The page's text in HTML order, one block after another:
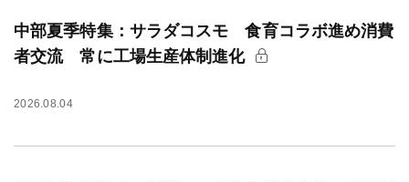
中部夏季特集：サラダコスモ 食育コラボ進め消費
者交流 常に工場生産体制進化
2026.08.04